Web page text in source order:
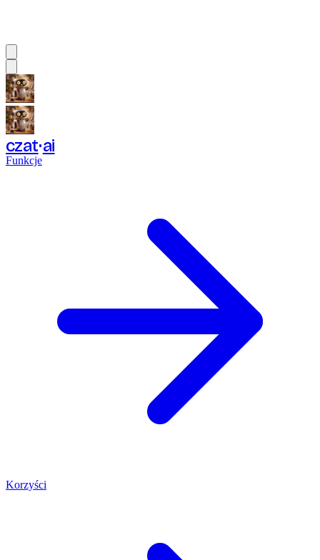
czat ai
Funkcje
Korzyści